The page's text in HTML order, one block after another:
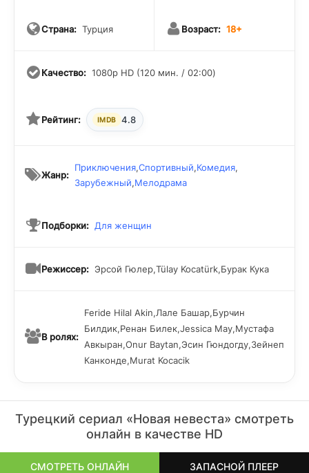
парировать нападки от всех тех, кто недоволен
способны перенести любые испытания!
Страна: Турция Возраст: 18+
Качество: 1080p HD (120 мин. / 02:00)
Рейтинг: IMDB 4.8
Жанр:
Приключения,Спортивный,Комедия,
Зарубежный,Мелодрама
Подборки: Для женщин
Режиссер: Эрсой Гюлер,Tülay Kocatürk,Бурак Кука
В ролях:
Feride Hilal Akin,Лале Башар,Бурчин
Билдик,Ренан Билек,Jessica May,Мустафа
Авкыран,Onur Baytan,Эсин Гюндогду,Зейнеп
Канконде,Murat Kocacik
Турецкий сериал «Новая невеста» смотреть
онлайн в качестве HD
СМОТРЕТЬ ОНЛАЙН ЗАПАСНОЙ ПЛЕЕР